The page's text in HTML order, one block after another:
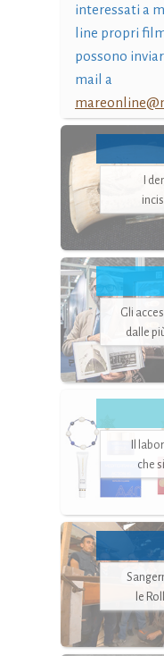
interessati a
line propri
possono
mail a
I
Gli
dalle
Il
che
le